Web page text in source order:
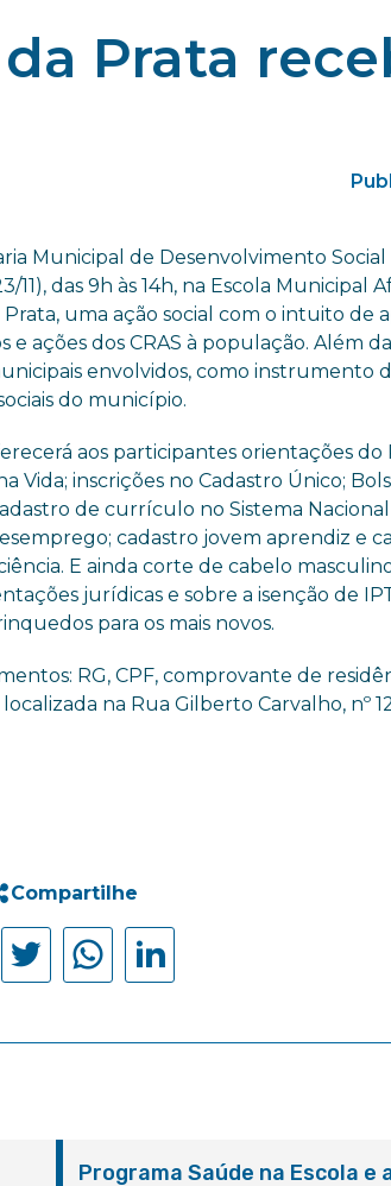
Prata
Municipal de Desenvolvimento
11), das 9h às 14h, na Escola Municipal
Prata, uma ação social com o intuito de
e ações dos CRAS à população. Além
envolvidos, como instrumento
do município.
aos participantes orientações do
Vida; inscrições no Cadastro Único;
de currículo no Sistema
cadastro jovem aprendiz e
E ainda corte de cabelo
jurídicas e sobre a isenção de
para os mais novos.
RG, CPF, comprovante de
na Rua Gilberto Carvalho, nº
Compartilhe
Programa Saúde na Escola e